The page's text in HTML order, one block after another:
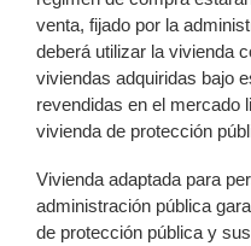
venta, fijado por la
deberá utilizar la vivienda
viviendas adquiridas bajo
revendidas en el mercado
vivienda de protección
Vivienda adaptada para
administración pública
de protección pública y